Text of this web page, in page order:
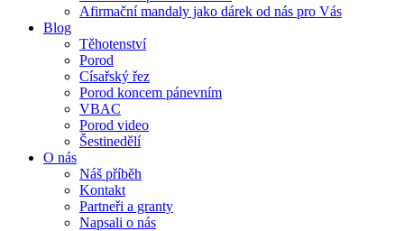
Afirmační mandaly jako dárek od nás pro Vás
Blog
Těhotenství
Porod
Císařský řez
Porod koncem pánevním
VBAC
Porod video
Šestinedělí
O nás
Náš příběh
Kontakt
Partneři a granty
Napsali o nás